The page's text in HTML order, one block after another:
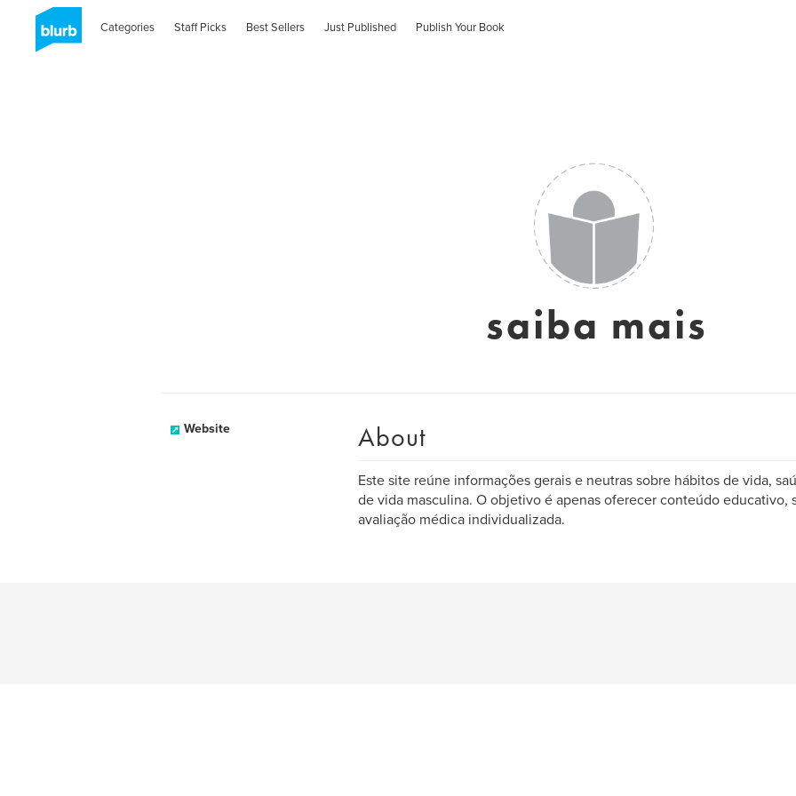
Categories Staff Picks Best Sellers Just Published Publish Your Book
saiba mais
Website About
Este site reúne informações gerais e neutras sobre hábitos de vida,
de vida masculina. O objetivo é apenas oferecer conteúdo educativo,
avaliação médica individualizada.